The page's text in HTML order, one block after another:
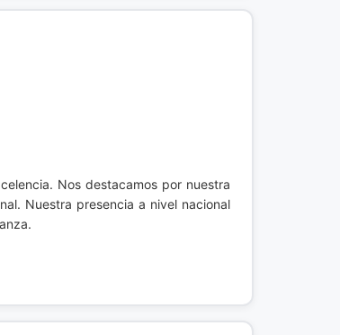
Nos destacamos por nuestra
Nuestra presencia a nivel nacional